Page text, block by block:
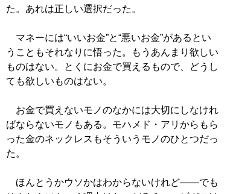
た。あれは正しい選択だった。
マネーには“いいお金”と“悪いお金”があるとい
うこともそれなりに悟った。もうあんまり欲しい
ものはない。とくにお金で買えるもので、どうし
ても欲しいものはない。
お金で買えないモノのなかには大切にしなけれ
ばならないモノもある。モハメド・アリからもら
った金のネックレスもそういうモノのひとつだっ
た。
ほんとうかウソかはわからないけれど――でも